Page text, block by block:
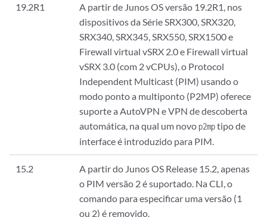
19.2R1
A partir de Junos OS versão 19.2R1, nos
dispositivos da Série SRX300, SRX320,
SRX340, SRX345, SRX550, SRX1500 e
Firewall virtual vSRX 2.0 e Firewall virtual
vSRX 3.0 (com 2 vCPUs), o Protocol
Independent Multicast (PIM) usando o
modo ponto a multiponto (P2MP) oferece
suporte a AutoVPN e VPN de descoberta
automática, na qual um novop2mptipo de
interface é introduzido para PIM.
15.2
A partir do Junos OS Release 15.2, apenas
o PIM versão 2 é suportado. Na CLI, o
comando para especificar uma versão (1
ou 2) é removido.